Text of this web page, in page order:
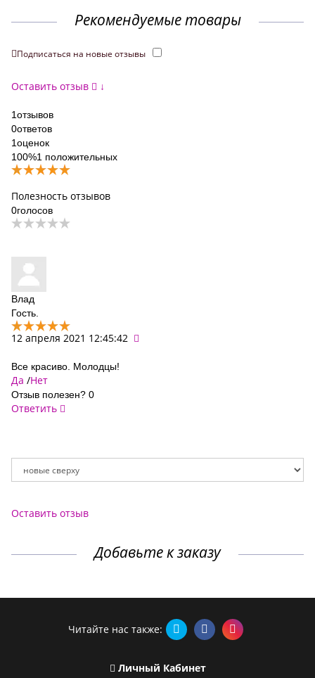
Рекомендуемые товары
Подписаться на новые отзывы
Оставить отзыв ↓
1отзывов
0ответов
1оценок
100%1 положительных
Полезность отзывов
0голосов
Влад
Гость.
12 апреля 2021 12:45:42
Все красиво. Молодцы!
Да /Нет
Отзыв полезен? 0
Ответить
Оставить отзыв
Добавьте к заказу
Читайте нас также:
Личный Кабинет